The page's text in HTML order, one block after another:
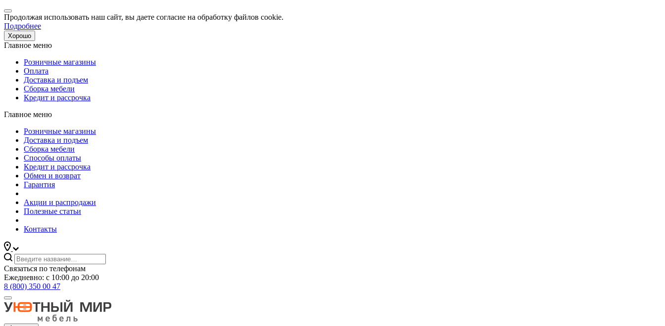
Продолжая использовать наш сайт, вы даете согласие на обработку файлов cookie.
Подробнее
Хорошо
Главное меню
Розничные магазины
Оплата
Доставка и подъем
Сборка мебели
Кредит и рассрочка
Главное меню
Розничные магазины
Доставка и подъем
Сборка мебели
Способы оплаты
Кредит и рассрочка
Обмен и возврат
Гарантия
Акции и распродажи
Полезные статьи
Контакты
Связаться по телефонам
Ежедневно: с 10:00 до 20:00
8 (800) 350 00 47